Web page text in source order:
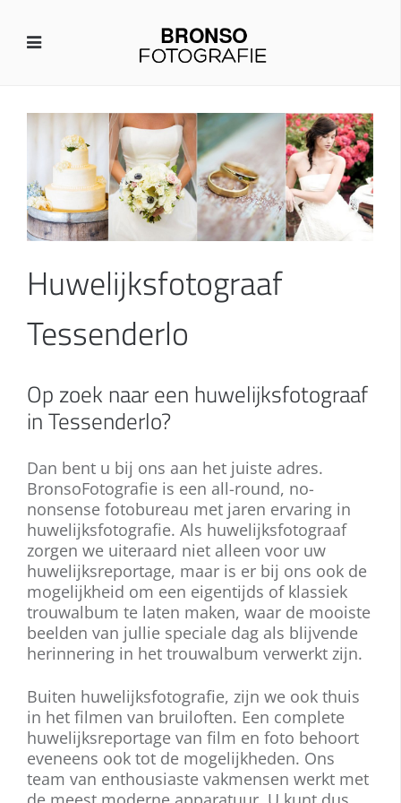
Huwelijksfotograaf
Tessenderlo
Op zoek naar een huwelijksfotograaf
in Tessenderlo?
Dan bent u bij ons aan het juiste adres.
BronsoFotografie is een all-round, no-
nonsense fotobureau met jaren ervaring in
huwelijksfotografie. Als huwelijksfotograaf
zorgen we uiteraard niet alleen voor uw
huwelijksreportage, maar is er bij ons ook de
mogelijkheid om een eigentijds of klassiek
trouwalbum te laten maken, waar de mooiste
beelden van jullie speciale dag als blijvende
herinnering in het trouwalbum verwerkt zijn.
Buiten huwelijksfotografie, zijn we ook thuis
in het filmen van bruiloften. Een complete
huwelijksreportage van film en foto behoort
eveneens ook tot de mogelijkheden. Ons
team van enthousiaste vakmensen werkt met